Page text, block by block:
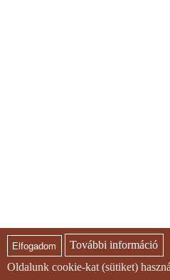
Elfogadom
További információ
Oldalunk cookie-kat (sütiket)